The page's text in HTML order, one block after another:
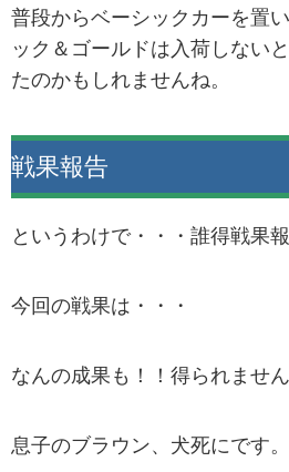
普段からベーシックカーを置
ック＆ゴールドは入荷しない
たのかもしれませんね。
戦果報告
というわけで・・・誰得戦果報
今回の戦果は・・・
なんの成果も！！得られませ
息子のブラウン、犬死にです。